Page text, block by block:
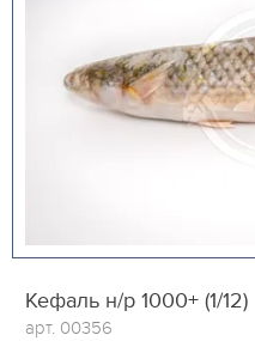
Кефаль н/р 1000+ (1/12)
арт. 00356